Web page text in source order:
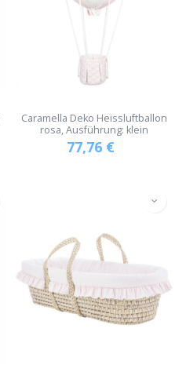
Caramella Deko Heissluftballon
rosa, Ausführung: klein
77,76 €